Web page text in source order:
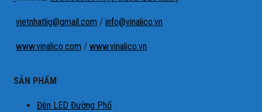
vietnhatlig@gmail.com / info@vinalico.vn
www.vinalico.com / www.vinalico.vn
SẢN PHẨM
Đèn LED Đường Phố